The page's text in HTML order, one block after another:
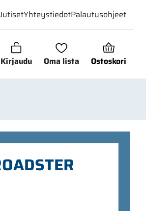
Kirjaudu Oma lista Ostoskori
YhteystiedotPalautusohjeet